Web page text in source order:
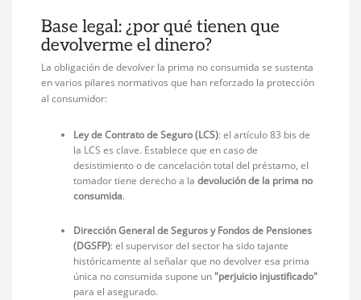
Base legal: ¿por qué tienen que
devolverme el dinero?
La obligación de devolver la prima no consumida se sustenta
en varios pilares normativos que han reforzado la protección
al consumidor:
Ley de Contrato de Seguro (LCS): el artículo 83 bis de
la LCS es clave. Establece que en caso de
desistimiento o de cancelación total del préstamo, el
tomador tiene derecho a ladevolución de la prima no
consumida.
Dirección General de Seguros y Fondos de Pensiones
(DGSFP): el supervisor del sector ha sido tajante
históricamente al señalar que no devolver esa prima
única no consumida supone un "perjuicio injustificado"
para el asegurado.